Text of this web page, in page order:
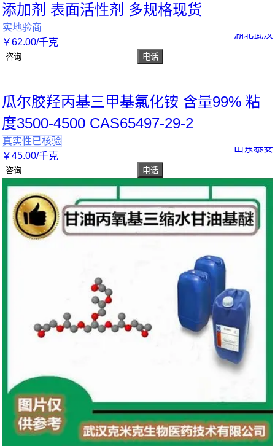
添加剂 表面活性剂 多规格现货
实地验商
￥62.00/千克
湖北武汉
咨询 电话
瓜尔胶羟丙基三甲基氯化铵 含量99% 粘
度3500-4500 CAS65497-29-2
真实性已核验
￥45.00/千克
山东泰安
咨询 电话